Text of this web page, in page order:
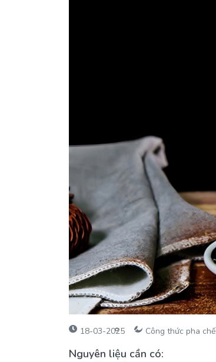
18-03-2025 Công thức pha chế
Nguyên liệu cần có: